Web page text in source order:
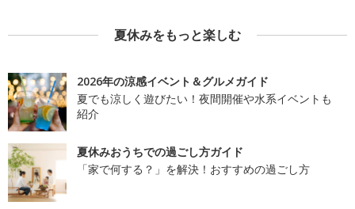
夏休みをもっと楽しむ
2026年の涼感イベント＆グルメガイド
夏でも涼しく遊びたい！夜間開催や水系イベントも
紹介
夏休みおうちでの過ごし方ガイド
「家で何する？」を解決！おすすめの過ごし方